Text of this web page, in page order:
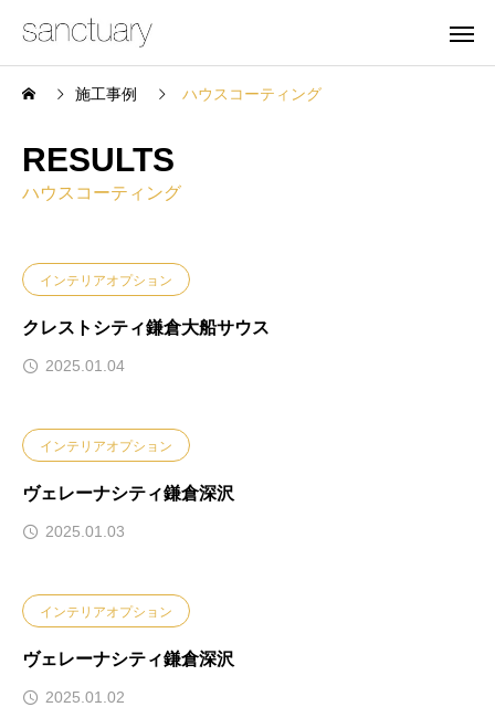
施工事例 ハウスコーティング
RESULTS
ハウスコーティング
インテリアオプション
クレストシティ鎌倉大船サウス
2025.01.04
インテリアオプション
ヴェレーナシティ鎌倉深沢
2025.01.03
インテリアオプション
ヴェレーナシティ鎌倉深沢
2025.01.02